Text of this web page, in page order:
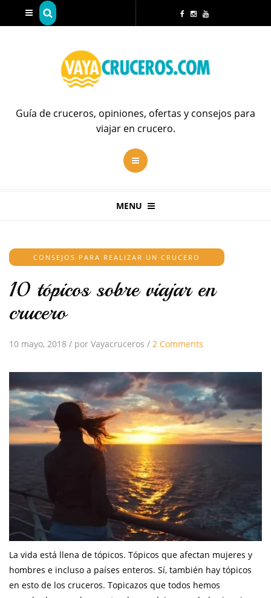
Guía de cruceros, opiniones, ofertas y consejos para
viajar en crucero.
MENU
CONSEJOS PARA REALIZAR UN CRUCERO
10 tópicos sobre viajar en
crucero
10 mayo, 2018 / por Vayacruceros / 2 Comments
La vida está llena de tópicos. Tópicos que afectan mujeres y
hombres e incluso a países enteros. Sí, también hay tópicos
en esto de los cruceros. Topicazos que todos hemos